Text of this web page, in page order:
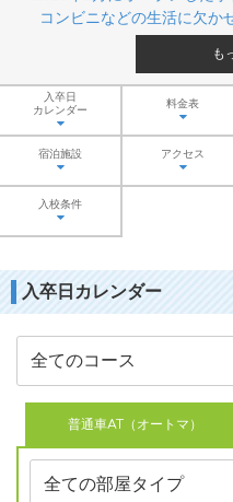
コンビニなどの生活に欠か
も
入卒日
カレンダー
料金表
宿泊施設 アクセス
入校条件
入卒日カレンダー
普通車AT（オートマ）